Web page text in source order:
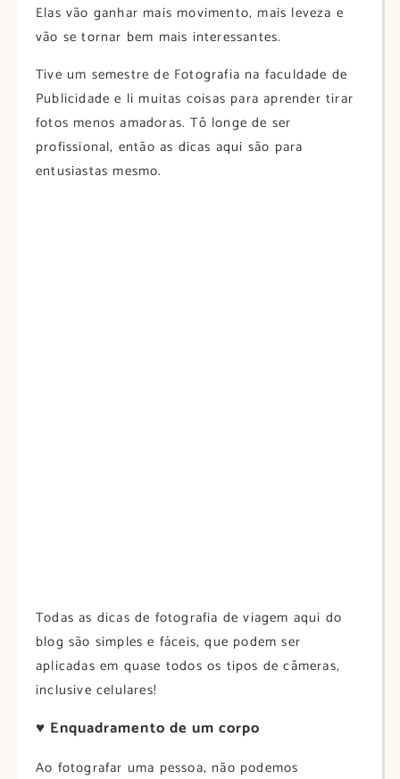
Elas vão ganhar mais movimento, mais leveza e
vão se tornar bem mais interessantes.
Tive um semestre de Fotografia na faculdade de
Publicidade e li muitas coisas para aprender tirar
fotos menos amadoras. Tô longe de ser
profissional, então as dicas aqui são para
entusiastas mesmo.
Todas as dicas de fotografia de viagem aqui do
blog são simples e fáceis, que podem ser
aplicadas em quase todos os tipos de câmeras,
inclusive celulares!
♥ Enquadramento de um corpo
Ao fotografar uma pessoa, não podemos